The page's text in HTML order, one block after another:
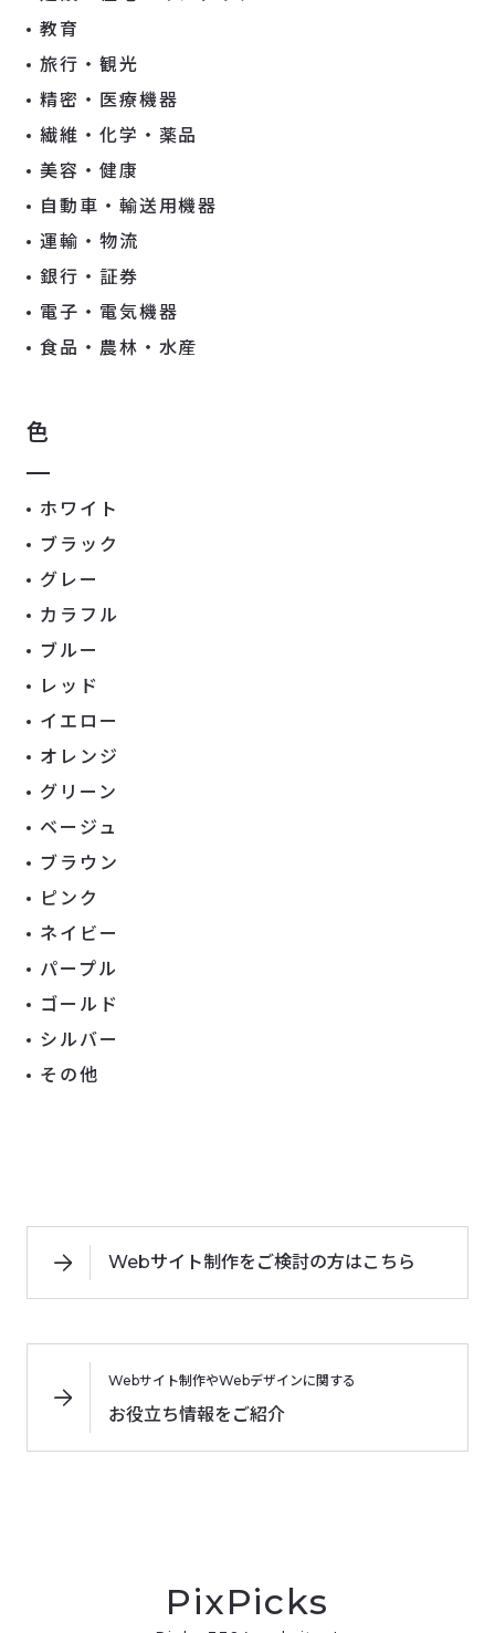
教育
旅行・観光
精密・医療機器
繊維・化学・薬品
美容・健康
自動車・輸送用機器
運輸・物流
銀行・証券
電子・電気機器
食品・農林・水産
色
ホワイト
ブラック
グレー
カラフル
ブルー
レッド
イエロー
オレンジ
グリーン
ベージュ
ブラウン
ピンク
ネイビー
パープル
ゴールド
シルバー
その他
Webサイト制作をご検討の方はこちら
Webサイト制作やWebデザインに関する
お役立ち情報をご紹介
PixPicks